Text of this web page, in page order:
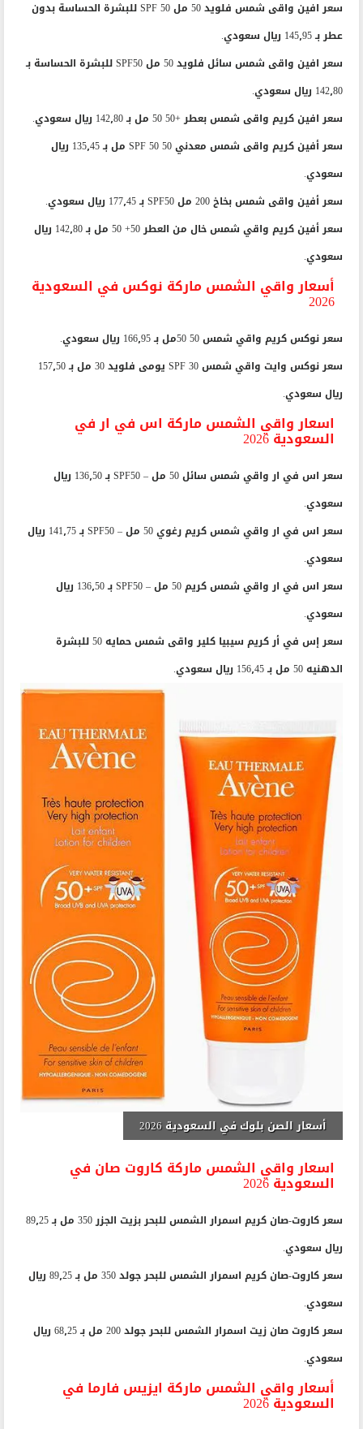
سعر افين كريم واقى شمس بعطر +50 50 مل بـ 142٫80 ريال سعودي.
سعودي.
سعر أفين واقى شمس بخاخ 200 مل SPF50 بـ 177٫45 ريال سعودي.
سعودي.
أسعار واقي الشمس ماركة نوكس في السعودية
2026
سعر نوكس كريم واقي شمس 50 50مل بـ 166٫95 ريال سعودي.
ريال سعودي.
اسعار واقي الشمس ماركة اس في ار في
السعودية 2026
سعودي.
سعودي.
سعودي.
أسعار الصن بلوك في السعودية 2026
اسعار واقي الشمس ماركة كاروت صان في
السعودية 2026
ريال سعودي.
سعر كاروت-صان كريم اسمرار الشمس للبحر جولد 350 مل بـ 89٫25 ريال
سعودي.
سعر كاروت صان زيت اسمرار الشمس للبحر جولد 200 مل بـ 68٫25 ريال
سعودي.
أسعار واقي الشمس ماركة ايزيس فارما في
السعودية 2026